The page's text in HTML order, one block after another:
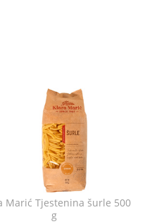
Marić Tjestenina šurle 500
g